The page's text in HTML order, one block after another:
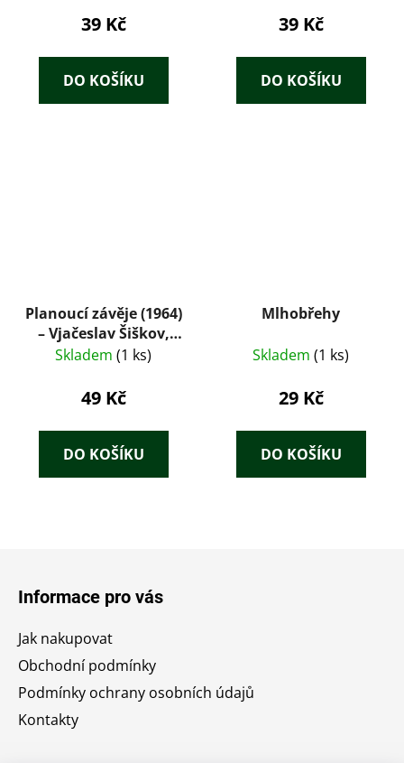
39 Kč
DO KOŠÍKU
39 Kč
DO KOŠÍKU
Planoucí závěje (1964)
– Vjačeslav Šiškov,
ilustrace Karel
Skladem (1 ks)
49 Kč
DO KOŠÍKU
Mlhobřehy
Skladem (1 ks)
29 Kč
DO KOŠÍKU
Informace pro vás
Jak nakupovat
Obchodní podmínky
Podmínky ochrany osobních údajů
Kontakty